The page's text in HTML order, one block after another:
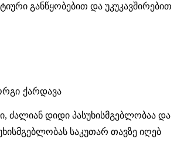
განწყობებით და უკუკავშირებით
ქარდავა
ძალიან დიდი პასუხისმგებლობაა და
საკუთარ თავზე იღებ